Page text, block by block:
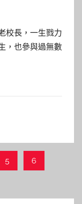
校長，一生戮力
，也參與過無數
就宛如一個國
風雨飄搖中成長
5 6